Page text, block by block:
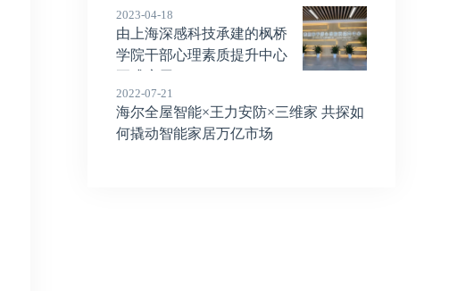
2023-04-18
由上海深感科技承建的枫桥
学院干部心理素质提升中心
2022-07-21
海尔全屋智能×王力安防×三维家 共探如
何撬动智能家居万亿市场